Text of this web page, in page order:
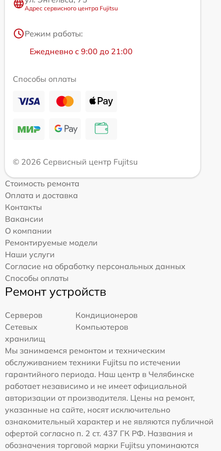
Адрес сервисного центра Fujitsu
Режим работы:
Ежедневно с 9:00 до 21:00
Способы оплаты
© 2026 Сервисный центр Fujitsu
Стоимость ремонта
Оплата и доставка
Контакты
Вакансии
О компании
Ремонтируемые модели
Наши услуги
Согласие на обработку персональных данных
Способы оплаты
Ремонт устройств
Серверов
Кондиционеров
Сетевых
хранилищ
Компьютеров
Мы занимаемся ремонтом и техническим
обслуживанием техники Fujitsu по истечении
гарантийного периода. Наш центр в Челябинске
работает независимо и не имеет официальной
авторизации от производителя. Цены на ремонт,
указанные на сайте, носят исключительно
ознакомительный характер и не являются публичной
офертой согласно п. 2 ст. 437 ГК РФ. Названия и
обозначения торговой марки Fujitsu упоминаются